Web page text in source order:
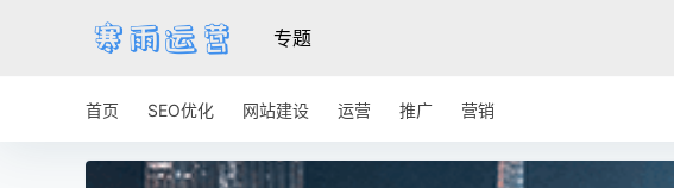
专题
首页 SEO优化 网站建设 运营 推广 营销